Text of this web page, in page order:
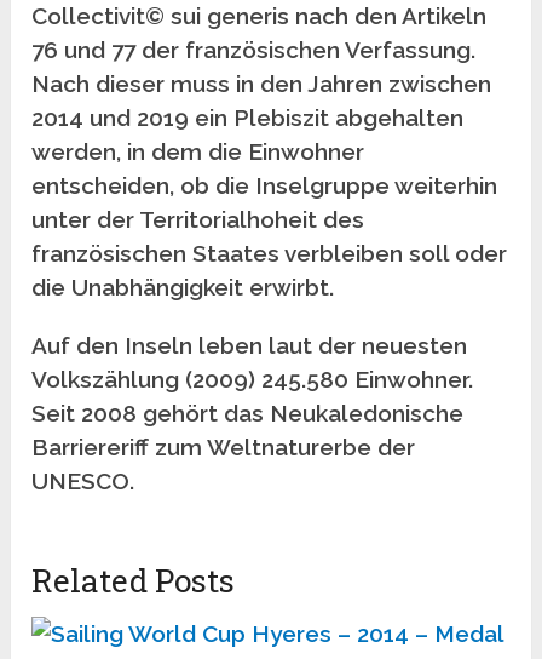
Collectivit© sui generis nach den Artikeln
76 und 77 der französischen Verfassung.
Nach dieser muss in den Jahren zwischen
2014 und 2019 ein Plebiszit abgehalten
werden, in dem die Einwohner
entscheiden, ob die Inselgruppe weiterhin
unter der Territorialhoheit des
französischen Staates verbleiben soll oder
die Unabhängigkeit erwirbt.
Auf den Inseln leben laut der neuesten
Volkszählung (2009) 245.580 Einwohner.
Seit 2008 gehört das Neukaledonische
Barriereriff zum Weltnaturerbe der
UNESCO.
Related Posts